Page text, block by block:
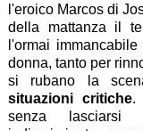
l'eroico Marcos di
della mattanza il
l'ormai
donna, tanto per
si rubano la
situazioni critiche.
senza lasciarsi